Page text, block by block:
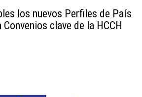
los nuevos Perfiles de País
clave de la HCCH